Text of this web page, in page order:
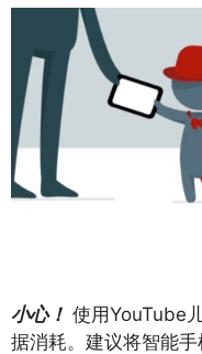
小心！ 使用YouTube
据消耗。建议将智能